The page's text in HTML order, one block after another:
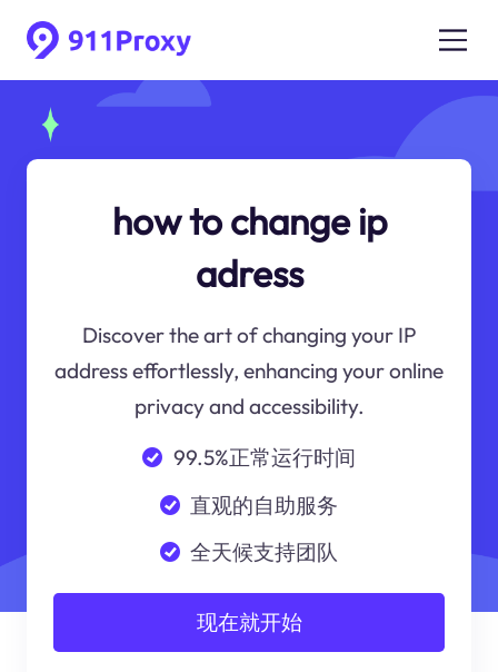
how to change ip
adress
Discover the art of changing your IP
address effortlessly, enhancing your online
privacy and accessibility.
99.5%正常运行时间
直观的自助服务
全天候支持团队
现在就开始